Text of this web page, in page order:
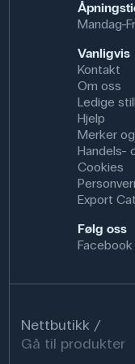
Mandag-
Vanligvis
Kontakt
Om oss
Ledige
Hjelp
Merker
Handels-
Cookies
Export
Følg oss
Facebook
Nettbutikk
Gå til produkter